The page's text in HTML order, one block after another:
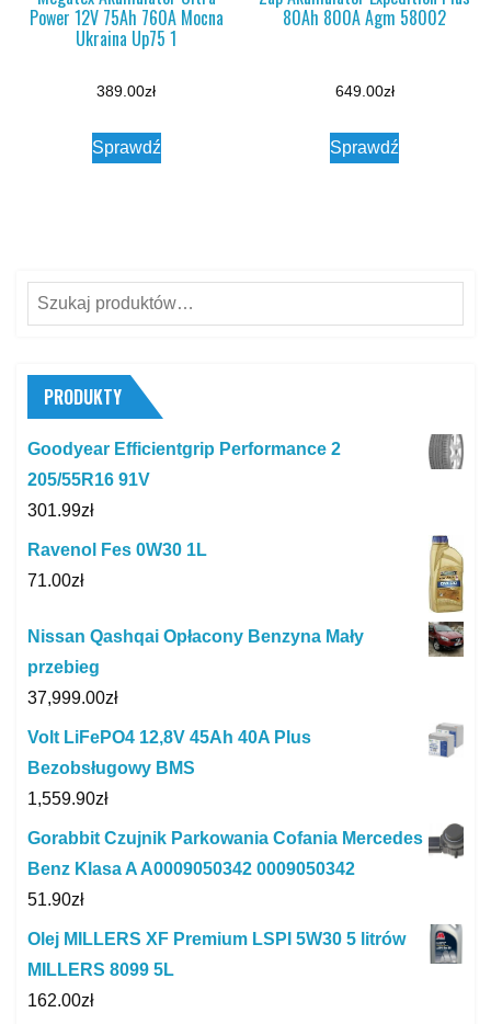
Power 12V 75Ah 760A Mocna
Ukraina Up75 1
389.00zł
Sprawdź
80Ah 800A Agm 58002
649.00zł
Sprawdź
Szukaj:
PRODUKTY
Goodyear Efficientgrip Performance 2
205/55R16 91V
301.99zł
Ravenol Fes 0W30 1L
71.00zł
Nissan Qashqai Opłacony Benzyna Mały
przebieg
37,999.00zł
Volt LiFePO4 12,8V 45Ah 40A Plus
Bezobsługowy BMS
1,559.90zł
Gorabbit Czujnik Parkowania Cofania Mercedes
Benz Klasa A A0009050342 0009050342
51.90zł
Olej MILLERS XF Premium LSPI 5W30 5 litrów
MILLERS 8099 5L
162.00zł